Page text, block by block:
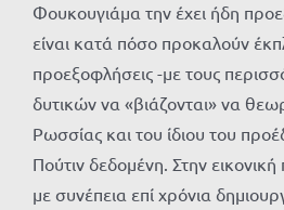
Φουκουγιάμα την έχει ήδη
είναι κατά πόσο προκαλούν
προεξοφλήσεις -με τους
δυτικών να «βιάζονται» να
Ρωσσίας και του ίδιου του
Πούτιν δεδομένη. Στην
με συνέπεια επί χρόνια